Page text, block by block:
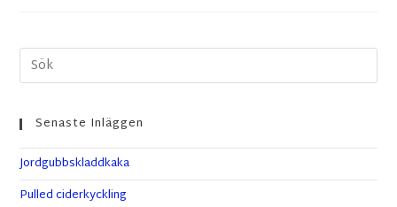
Senaste Inläggen
Jordgubbskladdkaka
Pulled ciderkyckling